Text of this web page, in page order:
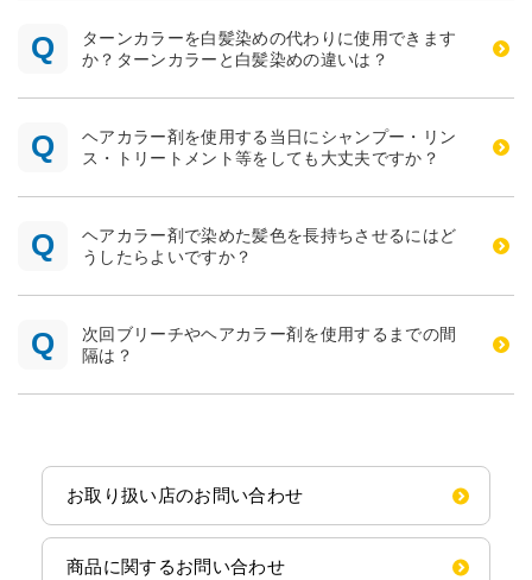
ターンカラーを白髪染めの代わりに使用できます
か？ターンカラーと白髪染めの違いは？
ヘアカラー剤を使用する当日にシャンプー・リン
ス・トリートメント等をしても大丈夫ですか？
ヘアカラー剤で染めた髪色を長持ちさせるにはど
うしたらよいですか？
次回ブリーチやヘアカラー剤を使用するまでの間
隔は？
お取り扱い店のお問い合わせ
商品に関するお問い合わせ